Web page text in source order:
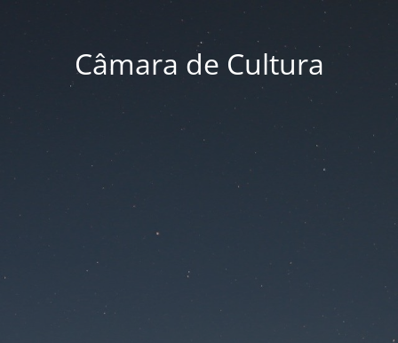
Câmara de Cultura